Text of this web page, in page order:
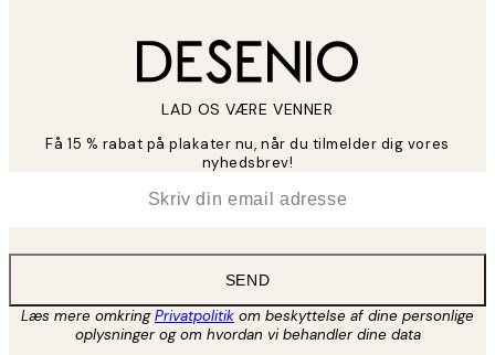
LAD OS VÆRE VENNER
Få 15 % rabat på plakater nu, når du tilmelder dig vores
nyhedsbrev!
SEND
Læs mere omkringPrivatpolitik om beskyttelse af dine personlige
oplysninger og om hvordan vi behandler dine data